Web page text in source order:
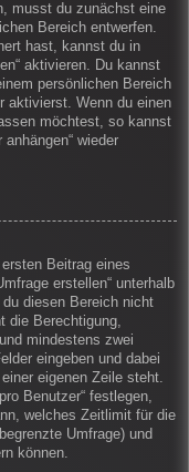
musst du zunächst eine
Bereich entwerfen.
hast, kannst du in
aktivieren. Du kannst
persönlichen Bereich
aktivierst. Wenn du einen
möchtest, so kannst
wieder
Beitrag eines
erstellen“ unterhalb
diesen Bereich nicht
die Berechtigung,
mindestens zwei
eingeben und dabei
eigenen Zeile steht.
Benutzer“ festlegen,
welches Zeitlimit für die
Umfrage) und
können.